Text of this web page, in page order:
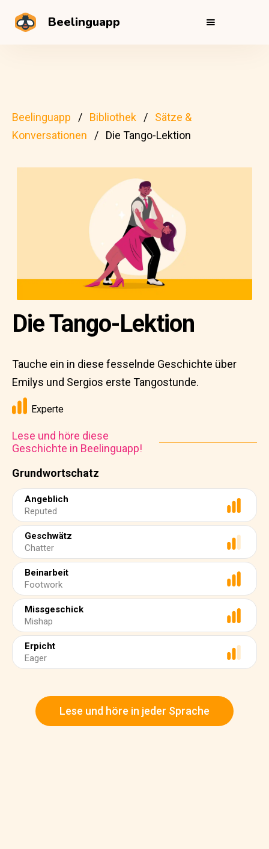
Beelinguapp
Beelinguapp Bibliothek
Sätze &
Konversationen
Die Tango-Lektion
Grundwortschatz
Angeblich
Reputed
Geschwätz
Chatter
Beinarbeit
Footwork
Missgeschick
Mishap
Erpicht
Eager
Die Tango-Lektion
Tauche ein in diese fesselnde Geschichte über
Emilys und Sergios erste Tangostunde.
Experte
Lese und höre diese
Geschichte in Beelinguapp!
Lese und höre in jeder Sprache